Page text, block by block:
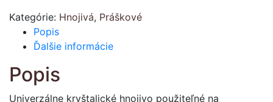
Kategórie: Hnojivá, Práškové
Popis
Ďalšie informácie
Popis
Univerzálne kryštalické hnojivo použiteľné na